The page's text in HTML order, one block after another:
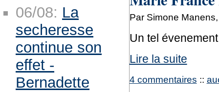
Par Simone
Un tel
Lire la suite
4 commentaires ::
06/08: La
secheresse
continue son
effet -
Bernadette